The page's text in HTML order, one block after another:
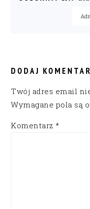
INTERACTIONS
DODAJ
Twój adres email
Wymagane pola są
Komentarz*